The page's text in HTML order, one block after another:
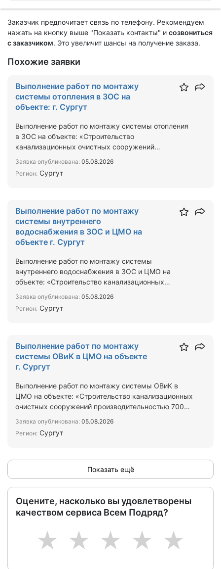
Заказчик предпочитает связь по телефону. Рекомендуем
нажать на кнопку выше "Показать контакты" и созвониться
с заказчиком. Это увеличит шансы на получение заказа.
Похожие заявки
Выполнение работ по монтажу
системы отопления в ЗОС на
объекте: г. Сургут
Выполнение работ по монтажу системы отопления
в ЗОС на объекте: «Строительство
канализационных очистных сооружений
Заявка опубликована: 05.08.2026
Регион: Сургут
Выполнение работ по монтажу
системы внутреннего
водоснабжения в ЗОС и ЦМО на
объекте г. Сургут
Выполнение работ по монтажу системы
внутреннего водоснабжения в ЗОС и ЦМО на
объекте: «Строительство канализационных
Заявка опубликована: 05.08.2026
Регион: Сургут
Выполнение работ по монтажу
системы ОВиК в ЦМО на объекте
г. Сургут
Выполнение работ по монтажу системы ОВиК в
ЦМО на объекте: «Строительство канализационных
очистных сооружений производительностью 7000
Заявка опубликована: 05.08.2026
Регион: Сургут
Показать ещё
Оцените, насколько вы удовлетворены
качеством сервиса Всем Подряд?
5
4
3
2
1